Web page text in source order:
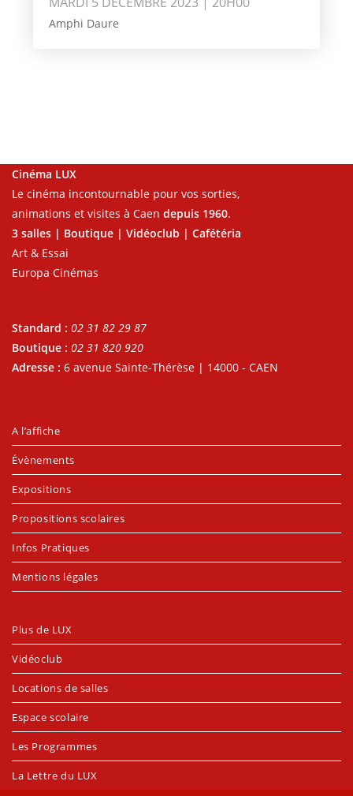
Amphi Daure
Cinéma LUX
Le cinéma incontournable pour vos sorties,
animations et visites à Caen depuis 1960.
3 salles | Boutique | Vidéoclub | Cafétéria
Art & Essai
Europa Cinémas
Standard : 02 31 82 29 87
Boutique : 02 31 820 920
Adresse : 6 avenue Sainte-Thérèse | 14000 - CAEN
A l’affiche
Évènements
Expositions
Propositions scolaires
Infos Pratiques
Mentions légales
Plus de LUX
Vidéoclub
Locations de salles
Espace scolaire
Les Programmes
La Lettre du LUX